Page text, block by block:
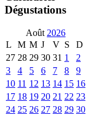
Dégustations
Août 2026
L
M M J V S
D
27 28 29 30 31 1
2
3
4 5 6 7 8
9
10 11 12 13 14 15 16
17 18 19 20 21 22 23
24 25 26 27 28 29 30